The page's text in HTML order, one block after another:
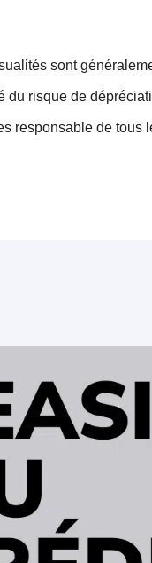
sont
du risque de
responsable de tous